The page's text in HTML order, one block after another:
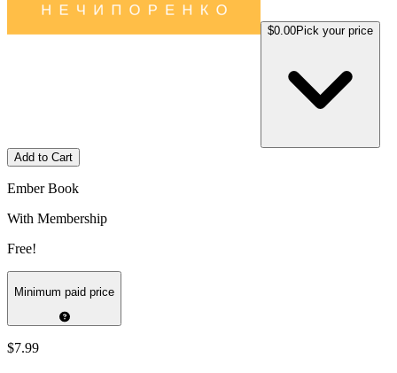
$0.00Pick your price
Add to Cart
Ember Book
With Membership
Free!
Minimum paid price
$7.99